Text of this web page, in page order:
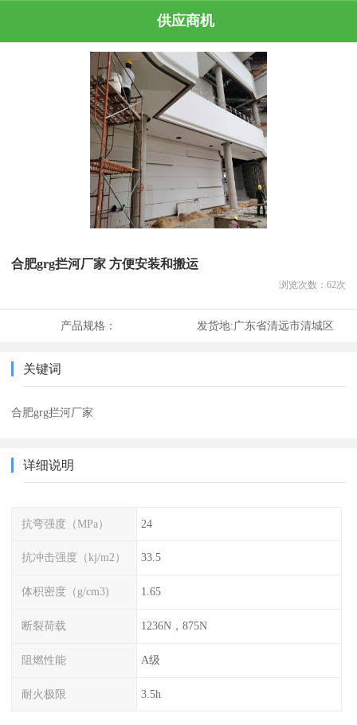
供应商机
合肥grg拦河厂家 方便安装和搬运
浏览次数： 62次
产品规格： 发货地:广东省清远市清城区
关键词
合肥grg拦河厂家
详细说明
抗弯强度（MPa） 24
抗冲击强度（kj/m2） 33.5
体积密度（g/cm3) 1.65
断裂荷载 1236N，875N
阻燃性能 A级
耐火极限 3.5h